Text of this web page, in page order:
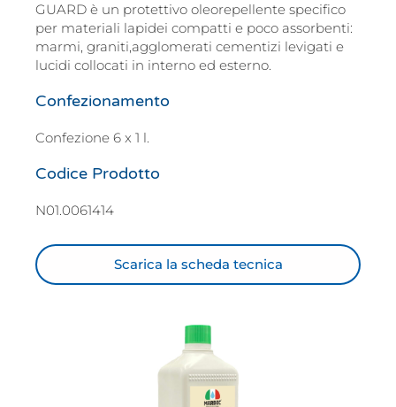
GUARD è un protettivo oleorepellente specifico
per materiali lapidei compatti e poco assorbenti:
marmi, graniti,agglomerati cementizi levigati e
lucidi collocati in interno ed esterno.
Confezionamento
Confezione 6 x 1 l.
Codice Prodotto
N01.0061414
Scarica la scheda tecnica